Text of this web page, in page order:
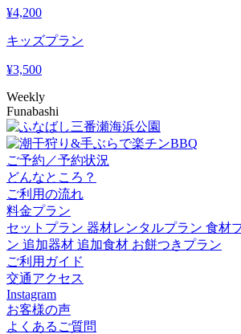
¥4,200
キッズプラン
¥3,500
Weekly
Funabashi
ご予約／予約状況
どんなところ？
ご利用の流れ
料金プラン
セットプラン 器材レンタルプラン 食材
ン 追加器材 追加食材 お餅つきプラン
ご利用ガイド
交通アクセス
Instagram
お客様の声
よくあるご質問